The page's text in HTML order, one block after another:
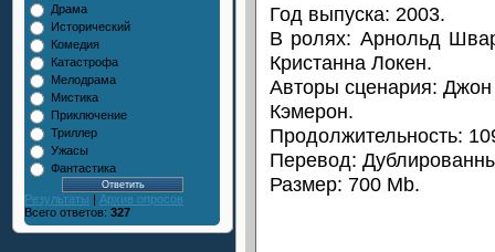
Драма
Исторический
Комедия
Катастрофа
Мелодрама
Мистика
Приключение
Триллер
Ужасы
Фантастика
Результаты | Архив опросов
Всего ответов: 327
Год выпуска: 2003.
В ролях: Арнольд
Кристанна Локен.
Авторы сценария:
Кэмерон.
Продолжительность:
Перевод:
Размер: 700 Mb.